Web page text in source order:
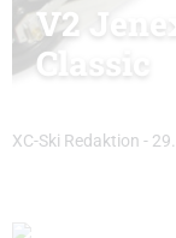
V2
Classic
XC-Ski Redaktion -